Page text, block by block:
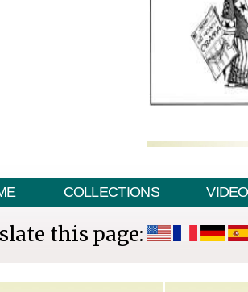
COLLECTIONS VIDEO
this page: